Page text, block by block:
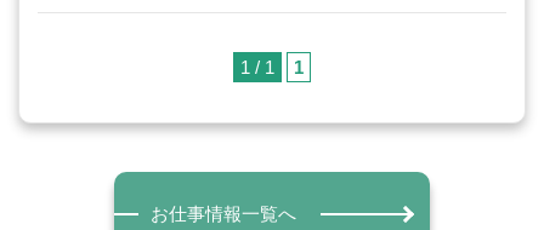
1 / 1 1
お仕事情報一覧へ